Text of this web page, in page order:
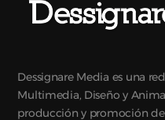
Dessignare Media es una
Multimedia, Diseño y
producción y promoción de